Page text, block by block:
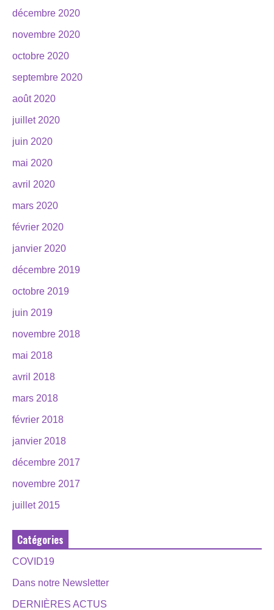
décembre 2020
novembre 2020
octobre 2020
septembre 2020
août 2020
juillet 2020
juin 2020
mai 2020
avril 2020
mars 2020
février 2020
janvier 2020
décembre 2019
octobre 2019
juin 2019
novembre 2018
mai 2018
avril 2018
mars 2018
février 2018
janvier 2018
décembre 2017
novembre 2017
juillet 2015
Catégories
COVID19
Dans notre Newsletter
DERNIÈRES ACTUS